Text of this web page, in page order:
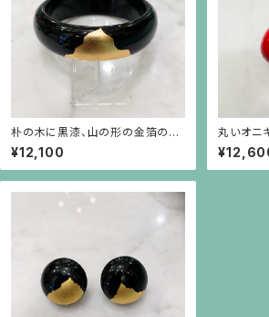
朴の木に黒漆、山の形の金箔のバ
ングル
¥12,100
丸いオニ
プラ材に
れるイヤ